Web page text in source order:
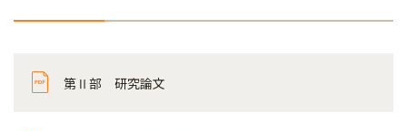
第Ⅱ部 研究論文